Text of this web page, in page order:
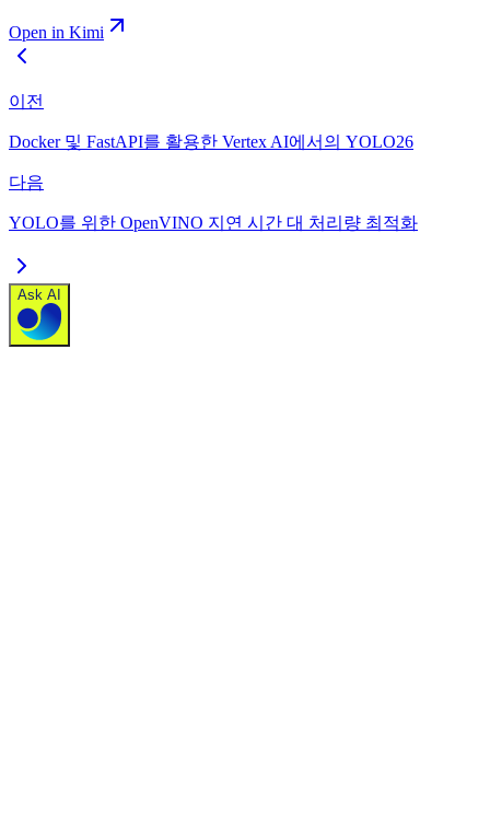
Open in Kimi
이전
Docker 및 FastAPI를 활용한 Vertex AI에서의 YOLO26
다음
YOLO를 위한 OpenVINO 지연 시간 대 처리량 최적화
Ask AI